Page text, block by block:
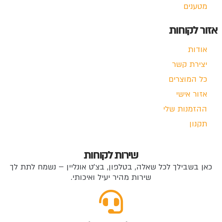
מטענים
אזור לקוחות
אודות
יצירת קשר
כל המוצרים
אזור אישי
ההזמנות שלי
תקנון
שירות לקוחות
כאן בשבילך לכל שאלה, בטלפון, בצ'ט אונליין – נשמח לתת לך
שירות מהיר יעיל ואיכותי.